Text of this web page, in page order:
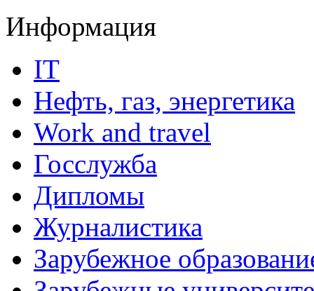
Информация
IT
Нефть, газ, энергетика
Work and travel
Госслужба
Дипломы
Журналистика
Зарубежное